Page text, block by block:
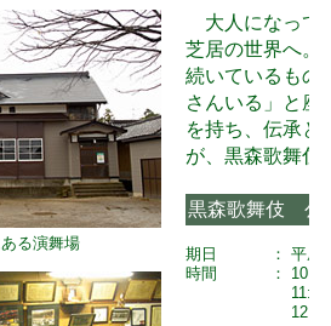
る演舞場
大人になって
芝居の世界へ。
続いているもの
さんいる」と座
を持ち、伝承と
が、黒森歌舞伎
黒森歌舞伎 公
期日 ： 平成
時間
： 10:00
11:00
12:00